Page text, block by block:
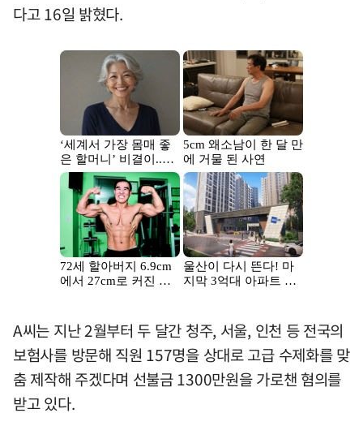
다고 16일 밝혔다.
A씨는 지난 2월부터 두 달간 청주, 서울, 인천 등 전국의
보험사를 방문해 직원 157명을 상대로 고급 수제화를 맞
춤 제작해 주겠다며 선불금 1300만원을 가로챈 혐의를
받고 있다.